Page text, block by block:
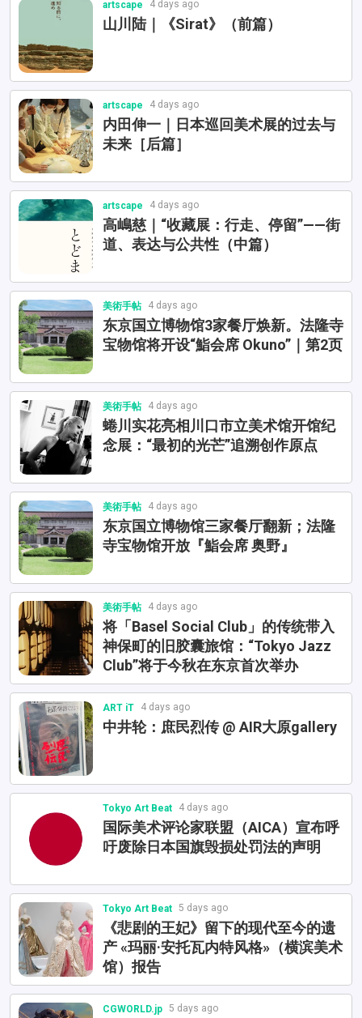
artscape 4 days ago
山川陆｜《Sirat》（前篇）
artscape 4 days ago
内田伸一｜日本巡回美术展的过去与
未来［后篇］
artscape 4 days ago
高嶋慈｜“收藏展：行走、停留”——街
道、表达与公共性（中篇）
美術手帖 4 days ago
东京国立博物馆3家餐厅焕新。法隆寺
宝物馆将开设“鮨会席 Okuno”｜第2页
美術手帖 4 days ago
蜷川实花亮相川口市立美术馆开馆纪
念展：“最初的光芒”追溯创作原点
美術手帖 4 days ago
东京国立博物馆三家餐厅翻新；法隆
寺宝物馆开放『鮨会席 奥野』
美術手帖 4 days ago
将「Basel Social Club」的传统带入
神保町的旧胶囊旅馆：“Tokyo Jazz
Club”将于今秋在东京首次举办
ART iT 4 days ago
中井轮：庶民烈传 @ AIR大原gallery
Tokyo Art Beat 4 days ago
国际美术评论家联盟（AICA）宣布呼
吁废除日本国旗毁损处罚法的声明
Tokyo Art Beat 5 days ago
《悲剧的王妃》留下的现代至今的遗
产 «玛丽·安托瓦内特风格»（横滨美术
馆）报告
CGWORLD.jp 5 days ago